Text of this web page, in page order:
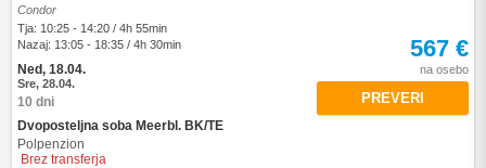
Condor
Tja: 10:25 - 14:20 / 4h 55min
Nazaj: 13:05 - 18:35 / 4h 30min
Ned, 18.04.
Sre, 28.04.
10 dni
Dvoposteljna soba Meerbl. BK/TE
Polpenzion
Brez transferja
567 €
na osebo
PREVERI